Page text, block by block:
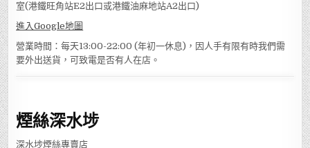
室(港鐵旺角站E2出口或港鐵油麻地站A2出口)
進入Google地圖
營業時間：每天13:00-22:00 (年初一休息)，因人手有限有時我們需
要外出送貨，可致電是否有人在店。
煙絲深水埗
深水埗煙絲專賣店